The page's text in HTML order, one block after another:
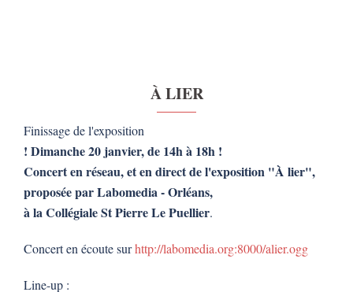
À LIER
Finissage de l'exposition
! Dimanche 20 janvier, de 14h à 18h !
Concert en réseau, et en direct de l'exposition "À lier",
proposée par Labomedia - Orléans,
à la Collégiale St Pierre Le Puellier.
Concert en écoute surhttp://labomedia.org:8000/alier.ogg
Line-up :